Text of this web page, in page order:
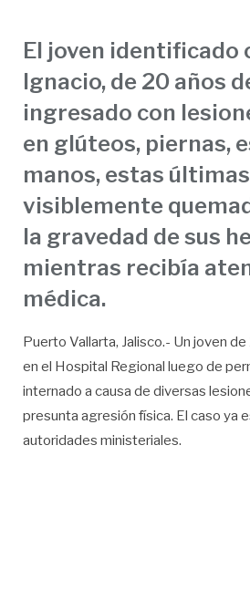
El joven identificado
Ignacio, de 20 años
ingresado con
en glúteos, piernas,
manos, estas últimas
visiblemente
la gravedad de sus
mientras recibía
médica.
Puerto Vallarta, Jalisco.- Un joven
en el Hospital Regional luego de
internado a causa de diversas
presunta agresión física. El caso ya
autoridades ministeriales.